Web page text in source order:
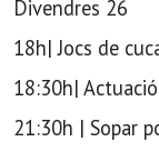
Divendres 26
18h| Jocs de
18:30h|
21:30h | Sopar